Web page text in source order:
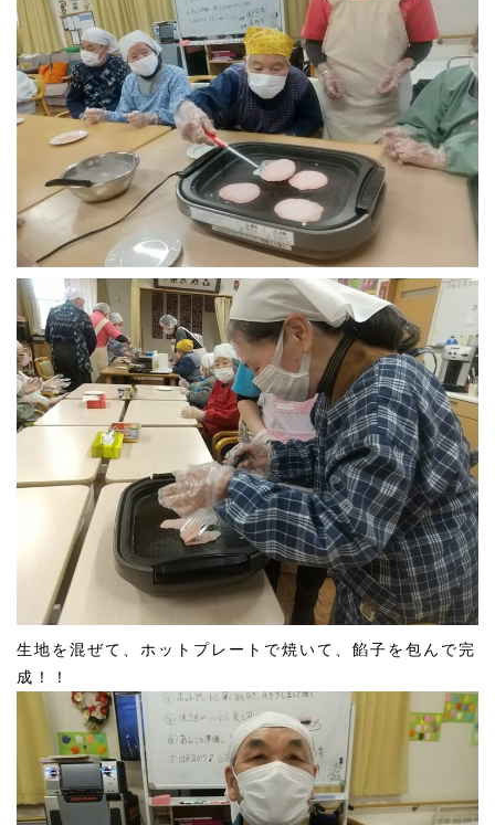
生地を混ぜて、ホットプレートで焼いて、餡子を包んで完
成！！